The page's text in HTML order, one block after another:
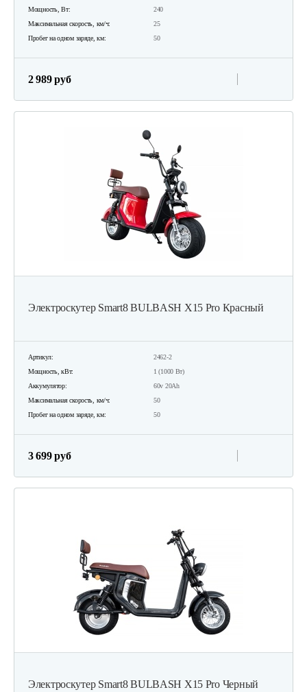
Мощность, Вт:
240
Максимальная скорость, км/ч:
25
Пробег на одном заряде, км:
50
2 989 руб
Электроскутер Smart8 BULBASH X15 Pro Красный
Артикул:
2462-2
Мощность, кВт:
1 (1000 Вт)
Аккумулятор:
60v 20Ah
Максимальная скорость, км/ч:
50
Пробег на одном заряде, км:
50
3 699 руб
Электроскутер Smart8 BULBASH X15 Pro Черный